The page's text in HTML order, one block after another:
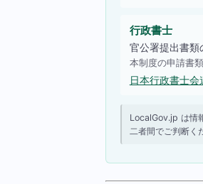
行政書士
官公署提出書類
本制度の申請書
日本行政書士
LocalGov.jp は情
二者間でご判断く